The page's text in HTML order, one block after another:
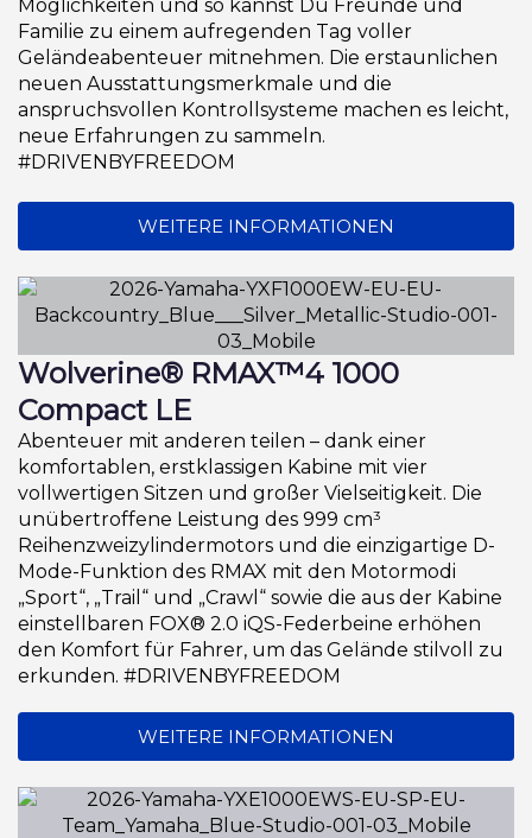
Möglichkeiten und so kannst Du Freunde und
Familie zu einem aufregenden Tag voller
Geländeabenteuer mitnehmen. Die erstaunlichen
neuen Ausstattungsmerkmale und die
anspruchsvollen Kontrollsysteme machen es leicht,
neue Erfahrungen zu sammeln.
#DRIVENBYFREEDOM
WEITERE INFORMATIONEN
Wolverine® RMAX™4 1000
Compact LE
Abenteuer mit anderen teilen – dank einer
komfortablen, erstklassigen Kabine mit vier
vollwertigen Sitzen und großer Vielseitigkeit. Die
unübertroffene Leistung des 999 cm³
Reihenzweizylindermotors und die einzigartige D-
Mode-Funktion des RMAX mit den Motormodi
„Sport“, „Trail“ und „Crawl“ sowie die aus der Kabine
einstellbaren FOX® 2.0 iQS-Federbeine erhöhen
den Komfort für Fahrer, um das Gelände stilvoll zu
erkunden. #DRIVENBYFREEDOM
WEITERE INFORMATIONEN